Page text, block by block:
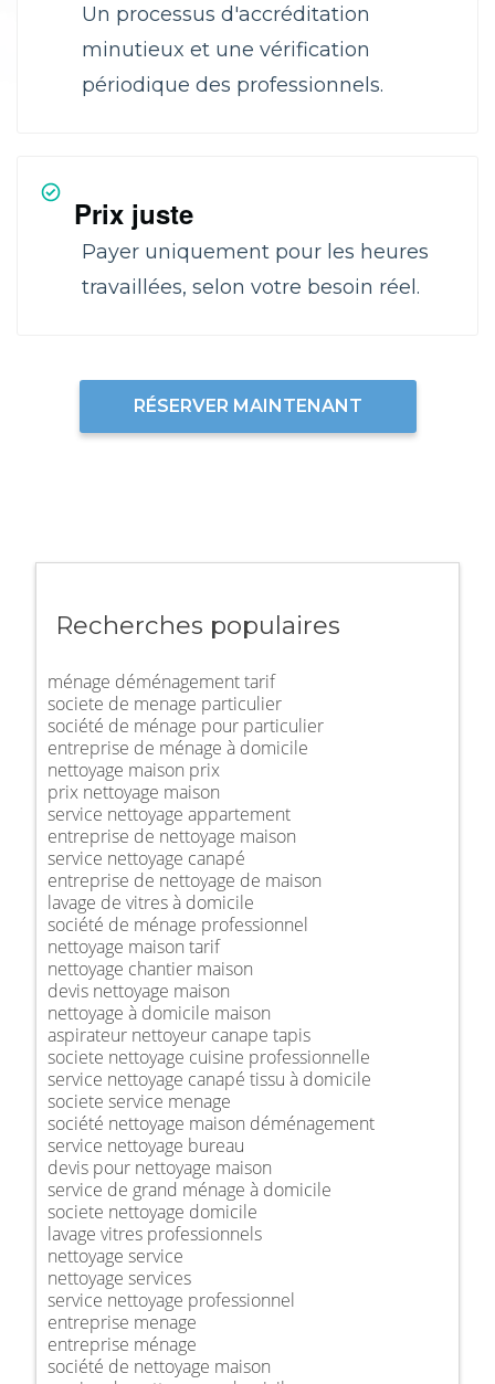
Un processus d'accréditation
minutieux et une vérification
périodique des professionnels.
Prix juste
Payer uniquement pour les heures
travaillées, selon votre besoin réel.
RÉSERVER MAINTENANT
Recherches populaires
ménage déménagement tarif
societe de menage particulier
société de ménage pour particulier
entreprise de ménage à domicile
nettoyage maison prix
prix nettoyage maison
service nettoyage appartement
entreprise de nettoyage maison
service nettoyage canapé
entreprise de nettoyage de maison
lavage de vitres à domicile
société de ménage professionnel
nettoyage maison tarif
nettoyage chantier maison
devis nettoyage maison
nettoyage à domicile maison
aspirateur nettoyeur canape tapis
societe nettoyage cuisine professionnelle
service nettoyage canapé tissu à domicile
societe service menage
société nettoyage maison déménagement
service nettoyage bureau
devis pour nettoyage maison
service de grand ménage à domicile
societe nettoyage domicile
lavage vitres professionnels
nettoyage service
nettoyage services
service nettoyage professionnel
entreprise menage
entreprise ménage
société de nettoyage maison